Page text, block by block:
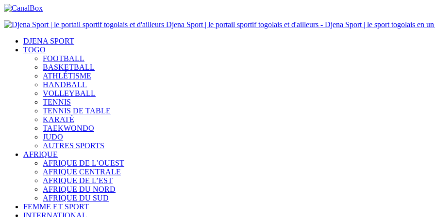
Djena Sport | le portail sportif togolais et d'ailleurs - Djena Sport | le sport togolais en
DJENA SPORT
TOGO
FOOTBALL
BASKETBALL
ATHLÉTISME
HANDBALL
VOLLEYBALL
TENNIS
TENNIS DE TABLE
KARATÉ
TAEKWONDO
JUDO
AUTRES SPORTS
AFRIQUE
AFRIQUE DE L’OUEST
AFRIQUE CENTRALE
AFRIQUE DE L’EST
AFRIQUE DU NORD
AFRIQUE DU SUD
FEMME ET SPORT
INTERNATIONAL